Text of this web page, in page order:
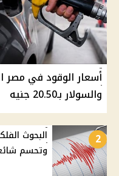
والسولار بـ20.50 جنيه
2
البحوث
وتحسم